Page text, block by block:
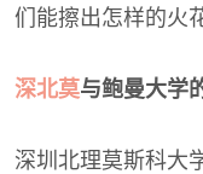
们能擦出怎样的火
深北莫与鲍曼大学
深圳北理莫斯科大